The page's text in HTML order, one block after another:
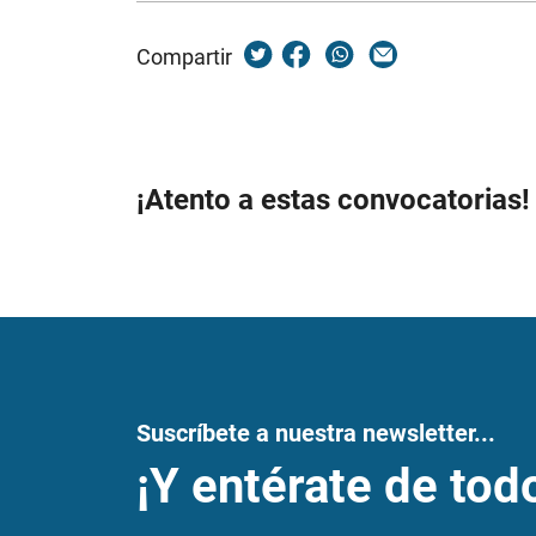
Compartir
¡Atento a estas convocatorias!
Suscríbete a nuestra newsletter...
¡Y entérate de